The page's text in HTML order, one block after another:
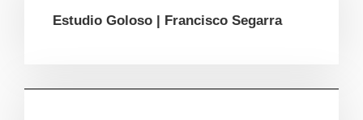
Estudio Goloso | Francisco Segarra